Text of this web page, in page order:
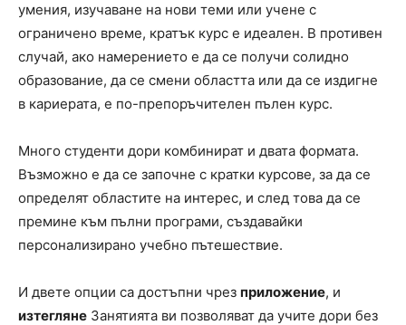
умения, изучаване на нови теми или учене с
ограничено време, кратък курс е идеален. В противен
случай, ако намерението е да се получи солидно
образование, да се смени областта или да се издигне
в кариерата, е по-препоръчителен пълен курс.
Много студенти дори комбинират и двата формата.
Възможно е да се започне с кратки курсове, за да се
определят областите на интерес, и след това да се
премине към пълни програми, създавайки
персонализирано учебно пътешествие.
И двете опции са достъпни чрез приложение, и
изтегляне Занятията ви позволяват да учите дори без